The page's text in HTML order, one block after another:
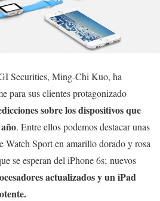
Securities, Ming-Chi Kuo, ha
para sus clientes protagonizado
sobre los dispositivos que
. Entre ellos podemos destacar unas
Watch Sport en amarillo dorado y rosa
se esperan del iPhone 6s; nuevos
actualizados y un iPad